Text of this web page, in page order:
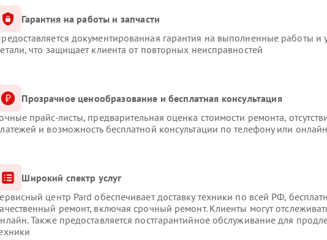
Гарантия на работы и запчасти
документированная гарантия на выполненные работы и
что защищает клиента от повторных неисправностей
Прозрачное ценообразование и бесплатная консультация
прайс-листы, предварительная оценка стоимости ремонта,
и возможность бесплатной консультации по телефону или
Широкий спектр услуг
центр Pard обеспечивает доставку техники по всей РФ,
ремонт, включая срочный ремонт. Клиенты могут
Также предоставляется постгарантийное обслуживание для